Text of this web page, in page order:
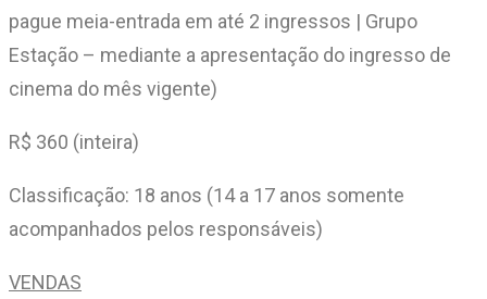
pague meia-entrada em até 2 ingressos | Grupo
Estação – mediante a apresentação do ingresso de
cinema do mês vigente)
R$ 360 (inteira)
Classificação: 18 anos (14 a 17 anos somente
acompanhados pelos responsáveis)
VENDAS